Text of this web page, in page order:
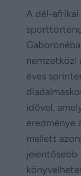
A dél-
nemzetközi
éves
idővel,
eredménye
mellett